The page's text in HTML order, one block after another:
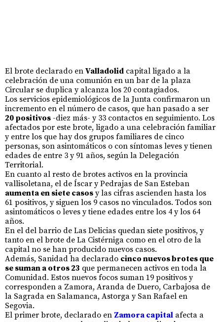
El brote declarado en Valladolid capital ligado a la
celebración de una comunión en un bar de la plaza
Circular se duplica y alcanza los 20 contagiados.
Los servicios epidemiológicos de la Junta confirmaron un
incremento en el número de casos, que han pasado a ser
20 positivos -diez más- y 33 contactos en seguimiento. Los
afectados por este brote, ligado a una celebración familiar
y entre los que hay dos grupos familiares de cinco
personas, son asintomáticos o con síntomas leves y tienen
edades de entre 3 y 91 años, según la Delegación
Territorial.
En cuanto al resto de brotes activos en la provincia
vallisoletana, el de Íscar y Pedrajas de San Esteban
aumenta en siete casos y las cifras ascienden hasta los
61 positivos, y siguen los 9 casos no vinculados. Todos son
asintomáticos o leves y tiene edades entre los 4 y los 64
años.
En el del barrio de Las Delicias quedan siete positivos, y
tanto en el brote de La Cistérniga como en el otro de la
capital no se han producido nuevos casos.
Además, Sanidad ha declarado cinco nuevos brotes que
se suman a otros 23 que permanecen activos en toda la
Comunidad. Estos nuevos focos suman 19 positivos y
corresponden a Zamora, Aranda de Duero, Carbajosa de
la Sagrada en Salamanca, Astorga y San Rafael en
Segovia.
El primer brote, declarado en Zamora capital afecta a